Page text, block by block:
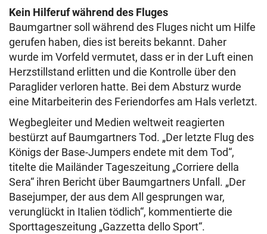
Kein Hilferuf während des Fluges
Baumgartner soll während des Fluges nicht um Hilfe
gerufen haben, dies ist bereits bekannt. Daher
wurde im Vorfeld vermutet, dass er in der Luft einen
Herzstillstand erlitten und die Kontrolle über den
Paraglider verloren hatte. Bei dem Absturz wurde
eine Mitarbeiterin des Feriendorfes am Hals verletzt.
Wegbegleiter und Medien weltweit reagierten
bestürzt auf Baumgartners Tod. „Der letzte Flug des
Königs der Base-Jumpers endete mit dem Tod“,
titelte die Mailänder Tageszeitung „Corriere della
Sera“ ihren Bericht über Baumgartners Unfall. „Der
Basejumper, der aus dem All gesprungen war,
verunglückt in Italien tödlich“, kommentierte die
Sporttageszeitung „Gazzetta dello Sport“.